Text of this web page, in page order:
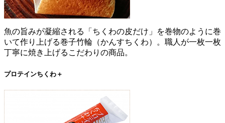
魚の旨みが凝縮される「ちくわの皮だけ」を巻物のように巻
いて作り上げる巻子竹輪（かんすちくわ）。職人が一枚一枚
丁寧に焼き上げるこだわりの商品。
プロテインちくわ＋